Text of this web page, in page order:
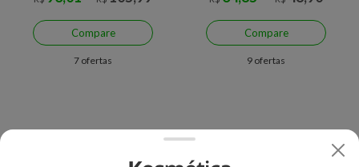
Compare
7 ofertas
Compare
9 ofertas